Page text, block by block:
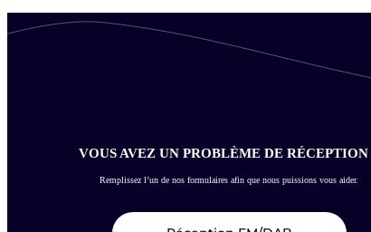
VOUS AVEZ UN PROBLÈME DE RÉCEPTION
Remplissez l’un de nos formulaires afin que nous puissions vous aider.